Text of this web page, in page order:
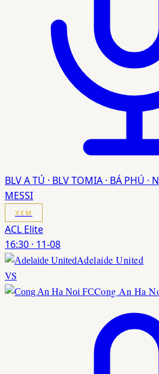
BLV A TÚ · BLV TOMIA · BÁ PHÚ ·
MESSI
XEM
ACL Elite
16:30 · 11-08
Adelaide United
VS
Cong An Ha